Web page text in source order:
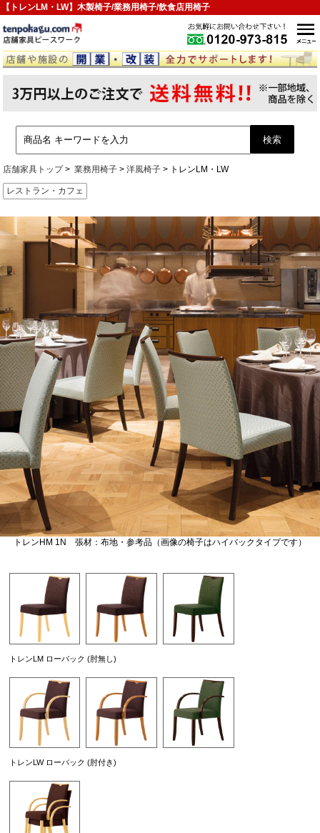
【トレンLM・LW】木製椅子/業務用椅子/飲食店用椅子
店舗家具トップ 業務用椅子 洋風椅子 トレンLM・LW
レストラン・カフェ
トレンHM 1N 張材：布地・参考品（画像の椅子はハイバックタイプです）
トレンLM ローバック (肘無し)
トレンLW ローバック (肘付き)